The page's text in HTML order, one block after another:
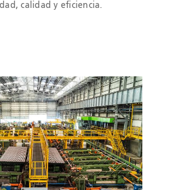
calidad y eficiencia.